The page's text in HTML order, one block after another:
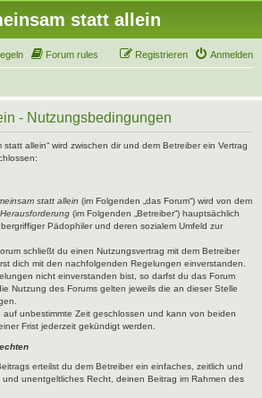
statt allein
Forum rules Anmelden
Registrieren
- Nutzungsbedingungen
statt allein“ wird zwischen dir und dem Betreiber ein Vertrag
statt allein (im Folgenden „das Forum“) wird von dem
(im Folgenden „Betreiber“) hauptsächlich
Pädophiler und deren sozialem Umfeld zur
schließt du einen Nutzungsvertrag mit dem Betreiber
dich mit den nachfolgenden Regelungen einverstanden.
nicht einverstanden bist, so darfst du das Forum
Nutzung des Forums gelten jeweils die an dieser Stelle
auf unbestimmte Zeit geschlossen und kann von beiden
Frist jederzeit gekündigt werden.
erteilst du dem Betreiber ein einfaches, zeitlich und
unentgeltliches Recht, deinen Beitrag im Rahmen des